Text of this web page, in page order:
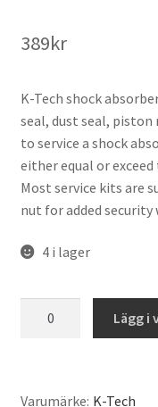
389kr
K-Tech shock
seal, dust seal, piston
to service a shock
either equal or
Most service kits are
nut for added
4 i lager
Absorber
Lägg i
Varumärke: K-Tech